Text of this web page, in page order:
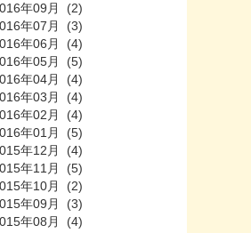
年09月 (2)
年07月 (3)
年06月 (4)
年05月 (5)
年04月 (4)
年03月 (4)
年02月 (4)
年01月 (5)
年12月 (4)
年11月 (5)
年10月 (2)
年09月 (3)
年08月 (4)